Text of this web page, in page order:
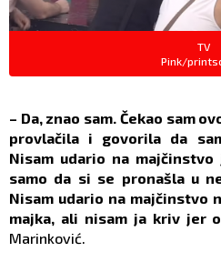
TV
Pink/
– Da, znao sam. Čekao sam
provlačila i govorila da
Nisam udario na
samo da si se pronašla u
Nisam udario na majčinstvo
majka, ali nisam ja kriv jer
Marinković.